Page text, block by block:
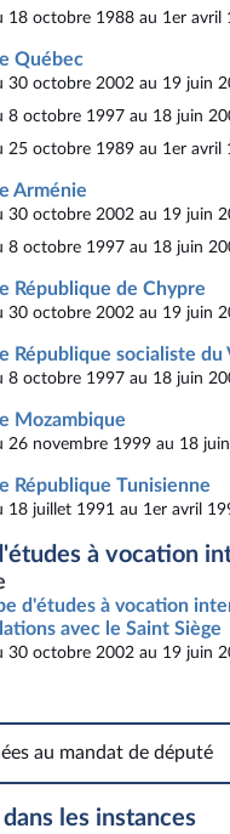
18 octobre 1988 au 1er avril
Québec
30 octobre 2002 au 19 juin
8 octobre 1997 au 18 juin
25 octobre 1989 au 1er avril
Arménie
30 octobre 2002 au 19 juin
8 octobre 1997 au 18 juin
République de Chypre
30 octobre 2002 au 19 juin
République socialiste du
8 octobre 1997 au 18 juin
Mozambique
26 novembre 1999 au 18
République Tunisienne
18 juillet 1991 au 1er avril
à vocation
d'études à vocation
avec le Saint Siège
30 octobre 2002 au 19 juin
au mandat de député
liées au mandat de
les instances